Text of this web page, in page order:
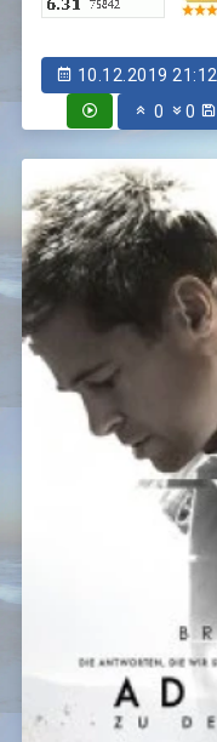
10.12.2019 21:12
0
0